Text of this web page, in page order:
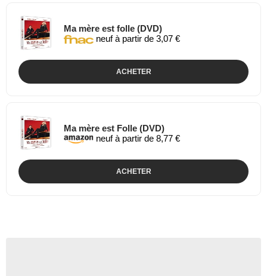
Ma mère est folle (DVD)
neuf à partir de 3,07 €
ACHETER
Ma mère est Folle (DVD)
neuf à partir de 8,77 €
ACHETER